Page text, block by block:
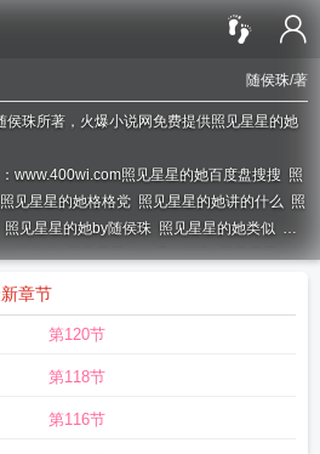
随侯珠/著
侯珠所著，火爆小说网免费提供照见星星的她
www.400wi.com照见星星的她百度盘搜搜 照
照见星星的她格格党 照见星星的她讲的什么 照
照见星星的她by随侯珠 照见星星的她类似 照
她完整版照见星星的她番外怀孕照见星星的她
照见星星的她实体番外
照见星星的她全文
侯珠晋江 照见星星的她2k
照见星星的她番外篇TXT
章节
第120节
第118节
第116节